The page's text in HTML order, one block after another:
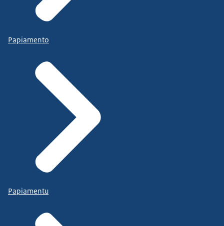
Papiamento
Papiamentu